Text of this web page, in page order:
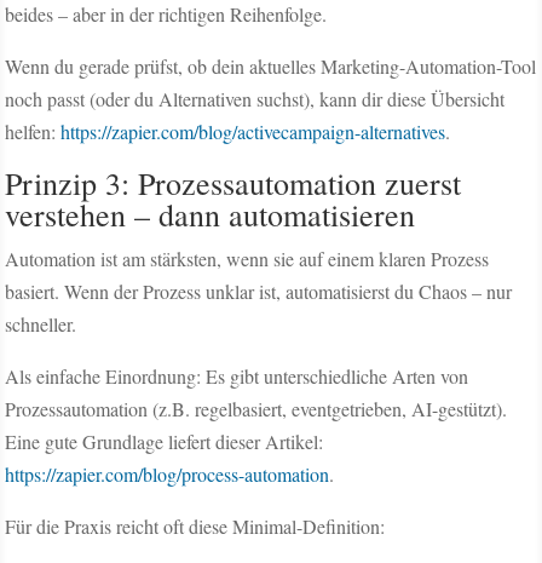
beides – aber in der richtigen Reihenfolge.
Wenn du gerade prüfst, ob dein aktuelles Marketing-Automation-Tool
noch passt (oder du Alternativen suchst), kann dir diese Übersicht
helfen:https://zapier.com/blog/activecampaign-alternatives.
Prinzip 3: Prozessautomation zuerst
verstehen – dann automatisieren
Automation ist am stärksten, wenn sie auf einem klaren Prozess
basiert. Wenn der Prozess unklar ist, automatisierst du Chaos – nur
schneller.
Als einfache Einordnung: Es gibt unterschiedliche Arten von
Prozessautomation (z.B. regelbasiert, eventgetrieben, AI-gestützt).
Eine gute Grundlage liefert dieser Artikel:
https://zapier.com/blog/process-automation.
Für die Praxis reicht oft diese Minimal-Definition: